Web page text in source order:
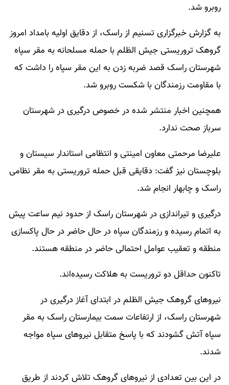
روبرو شد.
به گزارش خبرگزاری تسنیم از راسک، از دقایق اولیه بامداد امروز
گروهک تروریستی جیش الظلم با حمله مسلحانه به مقر سپاه
شهرستان راسک قصد ضربه زدن به این مقر سپاه را داشت که
با مقاومت رزمندگان با شکست روبرو شد.
همچنین اخبار منتشر شده در خصوص درگیری در شهرستان
سرباز صحت ندارد.
علیرضا مرحمتی معاون امینتی و انتظامی استاندار سیستان و
بلوچستان نیز گفت: دقایقی قبل حمله تروریستی به مقر نظامی
راسک و چابهار انجام شد.
درگیری و تیراندازی در شهرستان راسک از حدود نیم ساعت پیش
به اتمام رسیده و رزمندگان سپاه در حال حاضر در حال پاکسازی
منطقه و تعقیب عوامل احتمالی حاضر در منطقه هستند.
تاکنون حداقل دو تروریست به هلاکت رسیده‌اند.
نیروهای گروهک جیش الظلم در ابتدای آغاز درگیری در
شهرستان راسک، از ارتفاعات سمت بیمارستان راسک به مقر
سپاه آتش گشودند که با پاسخ متقابل نیروهای سپاه مواجه
شدند.
در این بین تعدادی از نیروهای گروهک تلاش کردند از طریق